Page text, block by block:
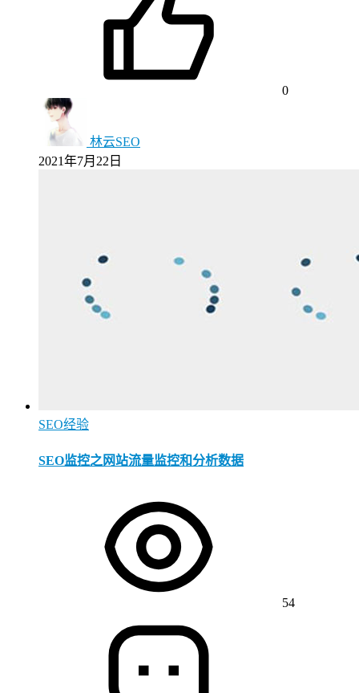
0
林云SEO
2021年7月22日
SEO经验
SEO监控之网站流量监控和分析数据
54